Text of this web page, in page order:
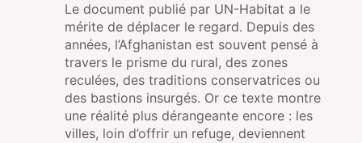
Le document publié par UN-Habitat a le
mérite de déplacer le regard. Depuis des
années, l’Afghanistan est souvent pensé à
travers le prisme du rural, des zones
reculées, des traditions conservatrices ou
des bastions insurgés. Or ce texte montre
une réalité plus dérangeante encore : les
villes, loin d’offrir un refuge, deviennent